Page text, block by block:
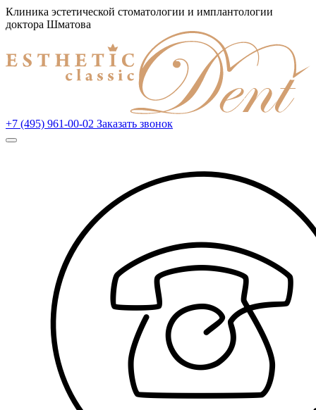
Клиника эстетической стоматологии и имплантологии
доктора Шматова
+7 (495) 961-00-02 Заказать звонок